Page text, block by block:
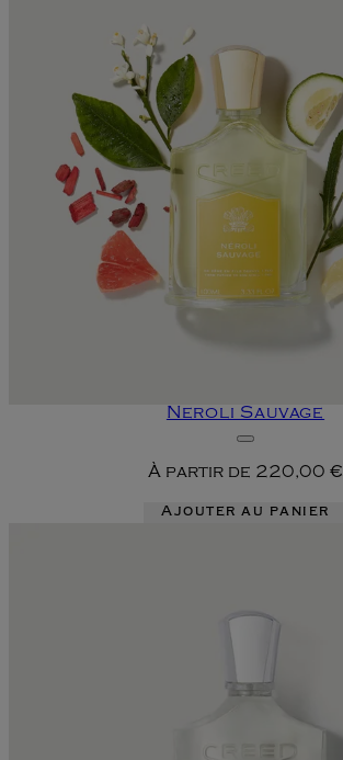
Neroli Sauvage
À partir de 220,00 €
Ajouter au panier